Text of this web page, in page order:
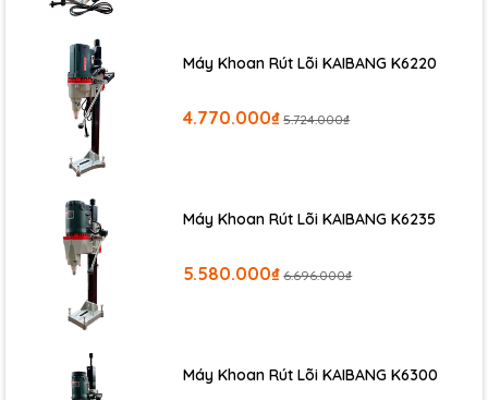
Bơm Điện Thủy Lực DB075D2
van từ,phù hợp lắp cho các dòng máy thủy lực 2 đường dầu
như :máy đột lỗ thủy lực CH75,CH80,cắt V CAC160, và các dòng
kích thủy lực,ti ben 2 đường dầu...
Máy Khoan Rút Lõi KAIBANG K6220
4.770.000₫ 5.724.000₫
Máy Khoan Rút Lõi KAIBANG K6235
5.580.000₫ 6.696.000₫
Máy Khoan Rút Lõi KAIBANG K6300